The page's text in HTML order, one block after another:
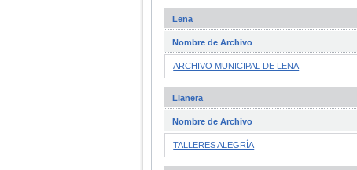
Lena
Nombre de Archivo
ARCHIVO MUNICIPAL DE LENA
Llanera
Nombre de Archivo
TALLERES ALEGRÍA